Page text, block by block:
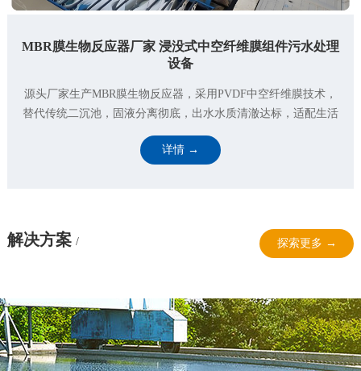
MBR膜生物反应器厂家 浸没式中空纤维膜组件污水处理
设备
源头厂家生产MBR膜生物反应器，采用PVDF中空纤维膜技术，
替代传统二沉池，固液分离彻底，出水水质清澈达标，适配生活
污水、工业废水深度处理与中水回用，支持定制、全国上门···
详情 →
解决方案 / 探索更多 →